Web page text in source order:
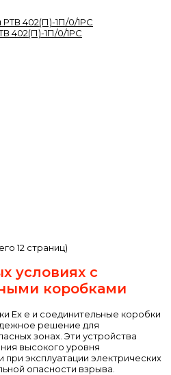
402(П)-1П/0/1РС
12 страниц)
условиях с
коробками
Ex e и соединительные коробки
решение для
зонах. Эти устройства
высокого уровня
эксплуатации электрических
опасности взрыва.